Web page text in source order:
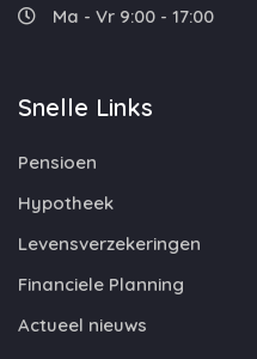
Ma - Vr 9:00 - 17:00
Snelle Links
Pensioen
Hypotheek
Levensverzekeringen
Financiele Planning
Actueel nieuws